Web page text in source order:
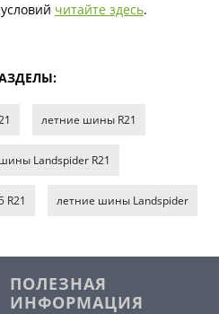
читайте здесь.
летние шины R21
шины Landspider R21
R21 летние шины Landspider
ПОЛЕЗНАЯ
ИНФОРМАЦИЯ